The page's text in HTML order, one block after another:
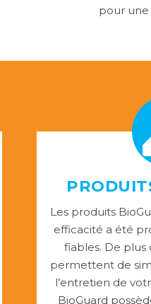
pour une
Les produits
efficacité a été
fiables. De plus
permettent de
l’entretien de
BioGuard